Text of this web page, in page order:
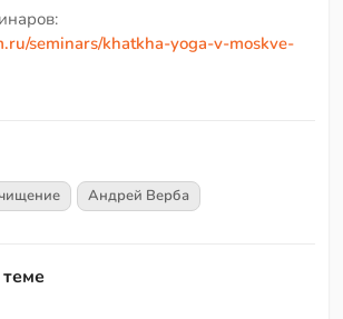
seminars/khatkha-yoga-v-moskve-
Андрей Верба